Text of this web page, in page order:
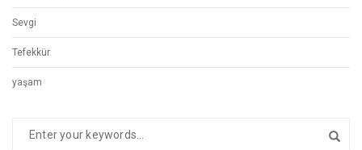
Sevgi
Tefekkür
yaşam